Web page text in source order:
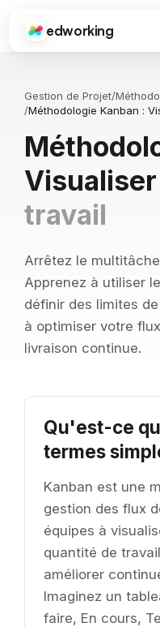
Edworking
edworking
Gestion de Projet/
/Méthodologie Kanban :
travail
Arrêtez le
Apprenez à utiliser
définir des limites
à optimiser votre
livraison continue.
Qu'est-ce
termes
Kanban est une
gestion des flux
équipes à
quantité de
améliorer
Imaginez un
faire, En cours,